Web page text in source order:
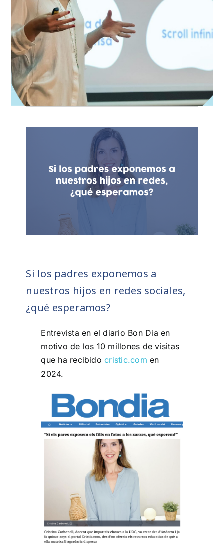
Si los padres exponemos a
nuestros hijos en redes sociales,
¿qué esperamos?
Entrevista en el diario Bon Dia en
motivo de los 10 millones de visitas
que ha recibidocristic.com en
2024.